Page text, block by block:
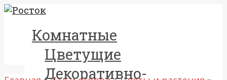
Комнатные
Цветущие
Декоративно-